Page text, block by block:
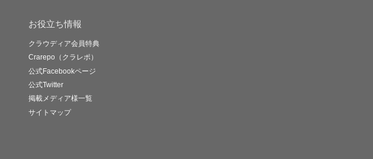
お役立ち情報
クラウディア会員特典
Crarepo（クラレポ）
公式Facebookページ
公式Twitter
掲載メディア様一覧
サイトマップ